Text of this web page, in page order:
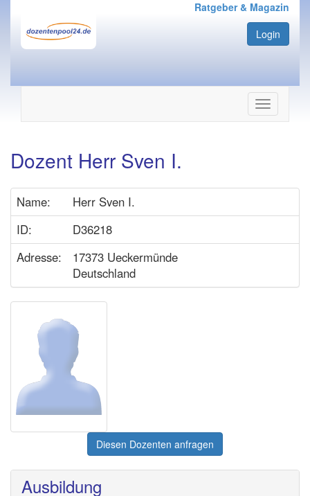
Ratgeber & Magazin
Login
Navigation
ein-/
Dozent Herr Sven I.
Name:
Herr Sven I.
ID:
D36218
Adresse:
17373 Ueckermünde
Deutschland
Diesen Dozenten anfragen
Ausbildung